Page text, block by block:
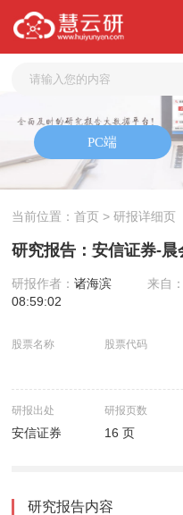
当前位置：首页 > 研报详细页
研究报告：安信证券-
研报作者：诸海滨 来自
08:59:02
股票名称 股票代码
研报出处
安信证券
研报页数
16 页
研究报告内容